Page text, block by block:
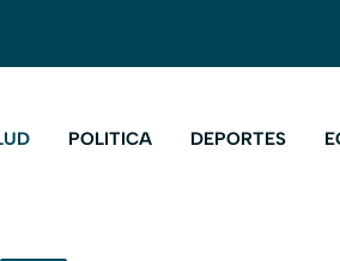
POLITICA DEPORTES